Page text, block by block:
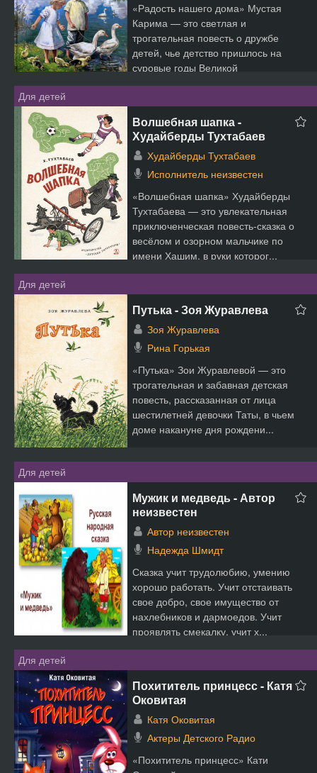
«Радость нашего дома» Мустая
Карима — это светлая и
трогательная повесть о дружбе
детей, чье детство пришлось на
суровые годы Великой
Отечественной во...
Для детей
Волшебная шапка -
Худайберды Тухтабаев
Худайберды Тухтабаев
Исполнитель неизвестен
«Волшебная шапка» Худайберды
Тухтабаева — это увлекательная
приключенческая повесть-сказка о
весёлом и озорном мальчике по
имени Хашим, в руки которог...
Для детей
Путька - Зоя Журавлева
Зоя Журавлева
Рина Горькая
«Путька» Зои Журавлевой — это
трогательная и забавная детская
повесть, рассказанная от лица
шестилетней девочки Таты, в чьем
доме накануне дня рождени...
Для детей
Мужик и медведь - Автор
неизвестен
Автор неизвестен
Надежда Шмидт
Сказка учит трудолюбию, умению
хорошо работать. Учит отстаивать
свое добро, свое имущество от
нахлебников и дармоедов. Учит
проявлять смекалку, учит х...
Для детей
Похититель принцесс - Катя
Оковитая
Катя Оковитая
Актеры Детского Радио
«Похититель принцесс» Кати